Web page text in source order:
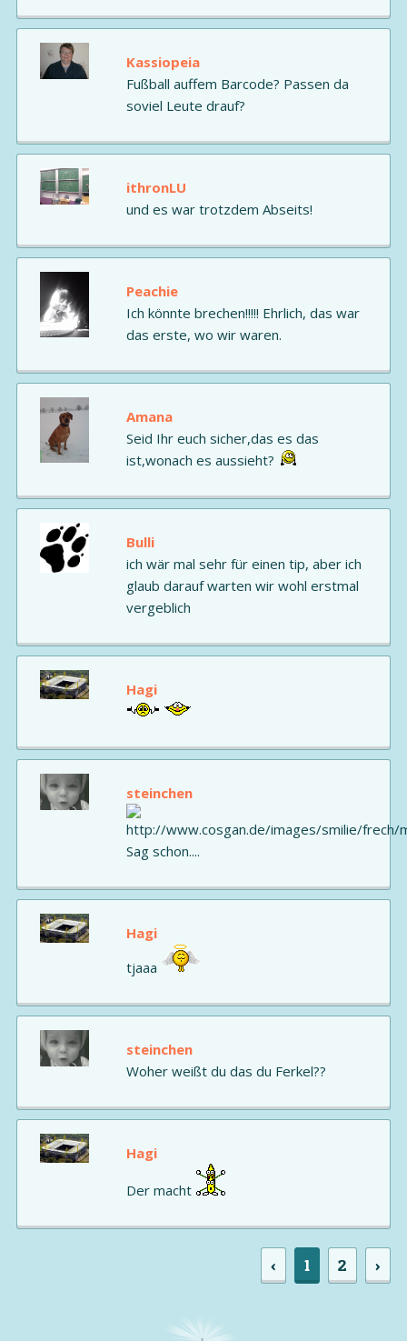
Kassiopeia
Fußball auffem Barcode? Passen da
soviel Leute drauf?
ithronLU
und es war trotzdem Abseits!
Peachie
Ich könnte brechen!!!!! Ehrlich, das war
das erste, wo wir waren.
Amana
Seid Ihr euch sicher,das es das
ist,wonach es aussieht?
Bulli
ich wär mal sehr für einen tip, aber ich
glaub darauf warten wir wohl erstmal
vergeblich
Hagi
steinchen
Sag schon....
Hagi
tjaaa
steinchen
Woher weißt du das du Ferkel??
Hagi
Der macht
‹ 1 2 ›